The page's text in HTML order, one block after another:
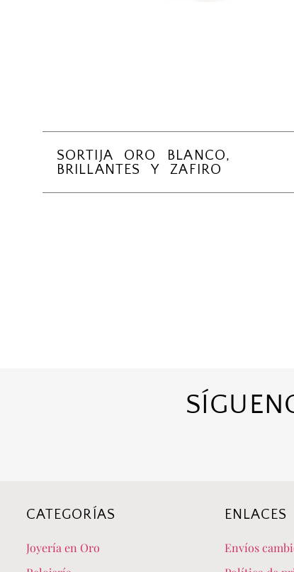
SORTIJA ORO BLANCO,
BRILLANTES Y ZAFIRO
CATEGORÍAS
Joyería en Oro
Envíos